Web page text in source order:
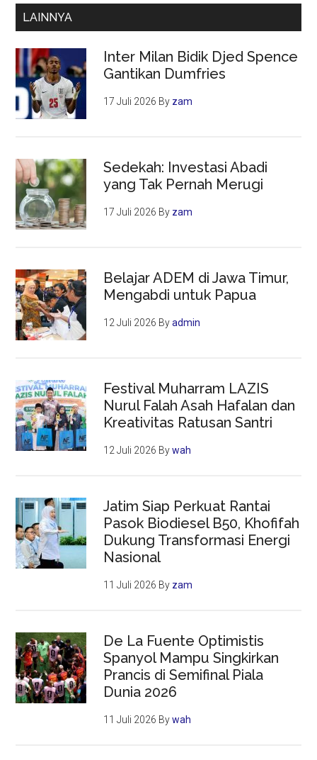
dan
LAINNYA
Inter Milan Bidik Djed Spence
Gantikan Dumfries
17 Juli 2026 By zam
Sedekah: Investasi Abadi
yang Tak Pernah Merugi
17 Juli 2026 By zam
Belajar ADEM di Jawa Timur,
Mengabdi untuk Papua
12 Juli 2026 Byadmin
Festival Muharram LAZIS
Nurul Falah Asah Hafalan dan
Kreativitas Ratusan Santri
12 Juli 2026 Bywah
Jatim Siap Perkuat Rantai
Pasok Biodiesel B50, Khofifah
Dukung Transformasi Energi
Nasional
11 Juli 2026 By zam
De La Fuente Optimistis
Spanyol Mampu Singkirkan
Prancis di Semifinal Piala
Dunia 2026
11 Juli 2026 Bywah